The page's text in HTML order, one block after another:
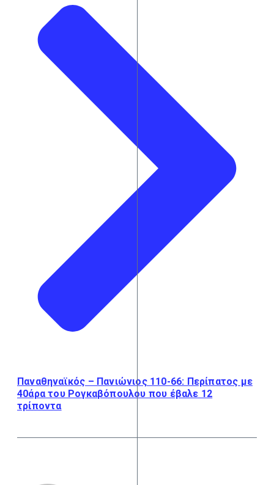
Παναθηναϊκός – Πανιώνιος 110-66: Περίπατος με
40άρα του Ρογκαβόπουλου που έβαλε 12
τρίποντα